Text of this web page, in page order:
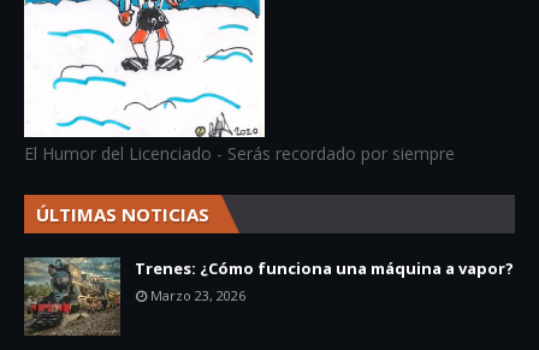
El Humor del Licenciado - Serás recordado por siempre
ÚLTIMAS NOTICIAS
Trenes: ¿Cómo funciona una máquina a vapor?
Marzo 23, 2026